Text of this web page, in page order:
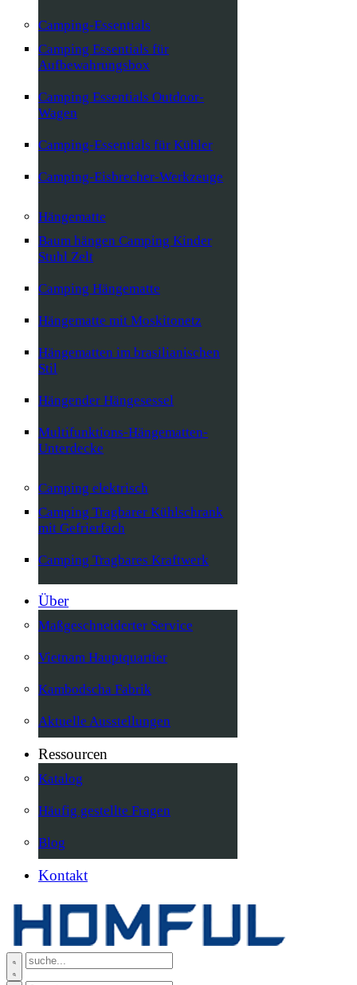
Camping-Essentials
Camping Essentials für
Aufbewahrungsbox
Camping Essentials Outdoor-
Wagen
Camping-Essentials für Kühler
Camping-Eisbrecher-Werkzeuge
Hängematte
Baum hängen Camping Kinder
Stuhl Zelt
Camping Hängematte
Hängematte mit Moskitonetz
Hängematten im brasilianischen
Stil
Hängender Hängesessel
Multifunktions-Hängematten-
Unterdecke
Camping elektrisch
Camping Tragbarer Kühlschrank
mit Gefrierfach
Camping Tragbares Kraftwerk
Über
Maßgeschneiderter Service
Vietnam Hauptquartier
Kambodscha Fabrik
Aktuelle Ausstellungen
Ressourcen
Katalog
Häufig gestellte Fragen
Blog
Kontakt